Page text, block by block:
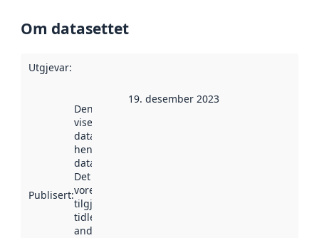
Om datasettet
Utgjevar:
Publisert:
Denne datoen
viser når
datasettet vart
henta inn av
data.norge.no.
Det kan ha
vore
tilgjengeleg
tidlegare
andre stader.
19. desember 2023